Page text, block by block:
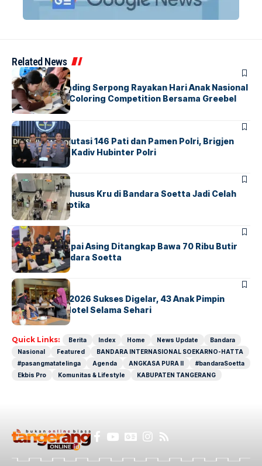
Related News
BERITAINDEX
Atria Hotel Gading Serpong Rayakan Hari Anak Nasional
Lewat Family Coloring Competition Bersama Greebel
Indonesia
BERITA
Mabes Polri Mutasi 146 Pati dan Pamen Polri, Brigjen
Untung Jabat Kadiv Hubinter Polri
BANDARABERITA
Ketika Jalur Khusus Kru di Bandara Soetta Jadi Celah
Sindikat Narkotika
BANDARA BERITA
Kopilot Maskapai Asing Ditangkap Bawa 70 Ribu Butir
Ekstasi di Bandara Soetta
BERITAINDEX
GM For A Day 2026 Sukses Digelar, 43 Anak Pimpin
Operasional Hotel Selama Sehari
Quick Links: Berita Index Home News Update
Bandara
Nasional
Featured
BANDARA INTERNASIONAL SOEKARNO-HATTA
#pasangmatatelinga
Agenda ANGKASA PURA II
#bandaraSoetta
Ekbis Pro
Komunitas & Lifestyle KABUPATEN TANGERANG